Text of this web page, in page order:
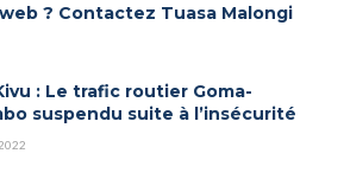
? Contactez Tuasa Malongi
: Le trafic routier Goma-
suspendu suite à l’insécurité